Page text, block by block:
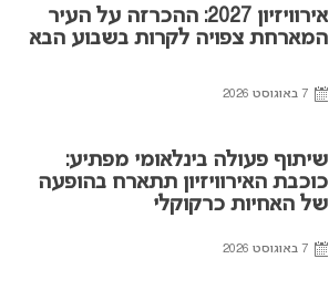
אירוויזיון 2027: ההכרזה על העיר
המארחת צפויה לקרות בשבוע הבא
7 באוגוסט 2026
שיתוף פעולה בינלאומי מפתיע:
כוכבת האירוויזיון תתארח בהופעה
של האחיות כרקוקלי
7 באוגוסט 2026